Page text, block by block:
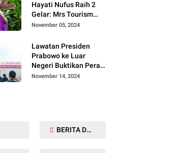
Hayati Nufus Raih 2
Gelar: Mrs Tourism
2024 dan Fourth
Worldwide
International 2024, di
Pemilihan Mrs
Worldwide 2024
November 05, 2024
Lawatan Presiden
Prabowo ke Luar
Negeri Buktikan Peran
Strategis Indonesia di
November 14, 2024
BERITA DAERAH